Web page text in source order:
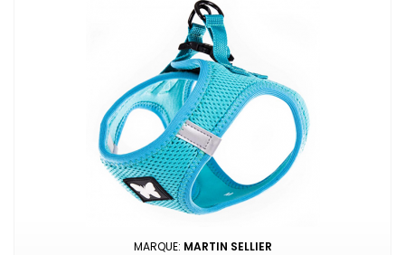
MARQUE: MARTIN SELLIER